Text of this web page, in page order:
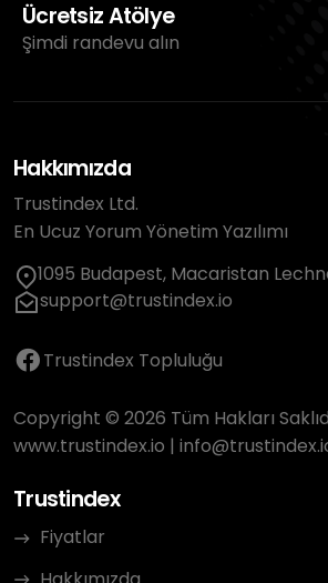
Ücretsiz Atölye
Şimdi randevu alın
Hakkımızda
Trustindex Ltd.
En Ucuz Yorum Yönetim Yazılımı
1095 Budapest, Macaristan
support@trustindex.io
Trustindex Topluluğu
Copyright © 2026 Tüm Hakları
www.trustindex.io |
Trustindex
Fiyatlar